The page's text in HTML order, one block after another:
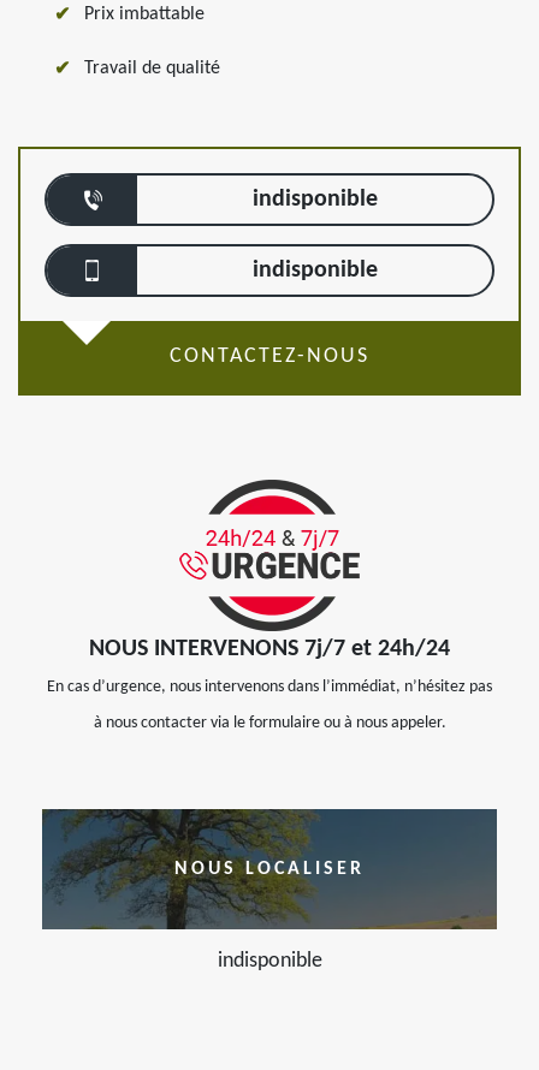
Prix imbattable
Travail de qualité
indisponible
indisponible
CONTACTEZ-NOUS
NOUS INTERVENONS 7j/7 et 24h/24
En cas d’urgence, nous intervenons dans l’immédiat, n’hésitez pas
à nous contacter via le formulaire ou à nous appeler.
NOUS LOCALISER
indisponible